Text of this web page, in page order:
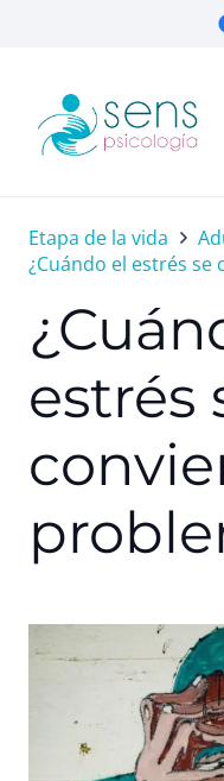
Etapa de la vida
¿Cuándo el estrés
estrés